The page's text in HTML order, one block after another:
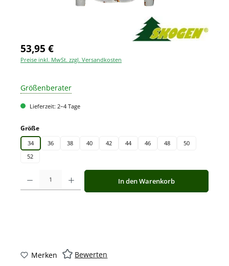
53,95 €
Preise inkl. MwSt. zzgl. Versandkosten
Größenberater
Lieferzeit: 2–4 Tage
Größeauswählen
34 36 38 40 42 44 46 48
50
52
Produkt Anzahl: Gib den gewünschten Wert ein oder benutze die
In den Warenkorb
Merken Bewerten